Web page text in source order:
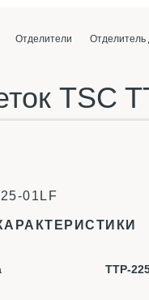
Отделители Отделитель
TSC
01LF
TTP-